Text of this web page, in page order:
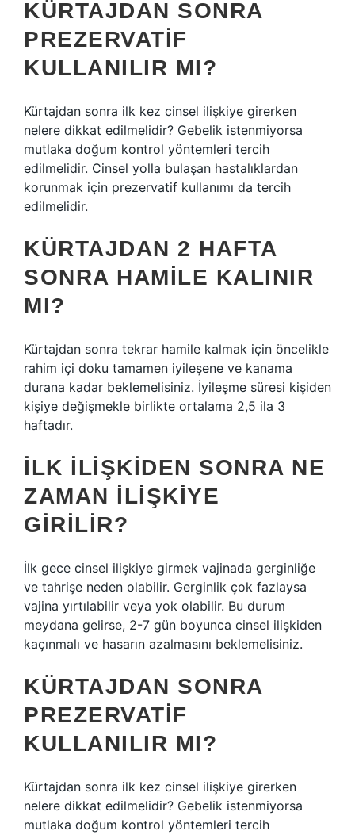
KÜRTAJDAN SONRA
PREZERVATIF
KULLANILIR MI?
Kürtajdan sonra ilk kez cinsel ilişkiye girerken
nelere dikkat edilmelidir? Gebelik istenmiyorsa
mutlaka doğum kontrol yöntemleri tercih
edilmelidir. Cinsel yolla bulaşan hastalıklardan
korunmak için prezervatif kullanımı da tercih
edilmelidir.
KÜRTAJDAN 2 HAFTA
SONRA HAMILE KALINIR
MI?
Kürtajdan sonra tekrar hamile kalmak için öncelikle
rahim içi doku tamamen iyileşene ve kanama
durana kadar beklemelisiniz. İyileşme süresi kişiden
kişiye değişmekle birlikte ortalama 2,5 ila 3
haftadır.
İLK ILIŞKIDEN SONRA NE
ZAMAN ILIŞKIYE
GIRILIR?
İlk gece cinsel ilişkiye girmek vajinada gerginliğe
ve tahrişe neden olabilir. Gerginlik çok fazlaysa
vajina yırtılabilir veya yok olabilir. Bu durum
meydana gelirse, 2-7 gün boyunca cinsel ilişkiden
kaçınmalı ve hasarın azalmasını beklemelisiniz.
KÜRTAJDAN SONRA
PREZERVATIF
KULLANILIR MI?
Kürtajdan sonra ilk kez cinsel ilişkiye girerken
nelere dikkat edilmelidir? Gebelik istenmiyorsa
mutlaka doğum kontrol yöntemleri tercih